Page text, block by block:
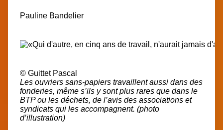
Pauline Bandelier
© Guittet Pascal
Les ouvriers sans-papiers travaillent aussi dans des
fonderies, même s’ils y sont plus rares que dans le
BTP ou les déchets, de l’avis des associations et
syndicats qui les accompagnent. (photo
d’illustration)